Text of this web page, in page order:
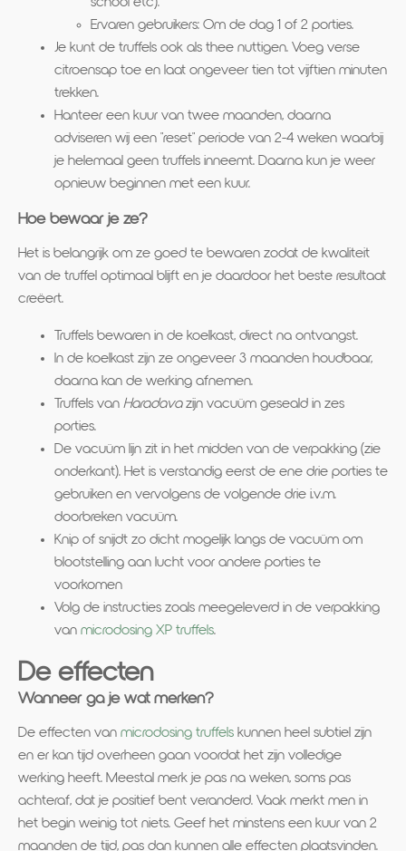
Ervaren gebruikers: Om de dag 1 of 2 porties.
Je kunt de truffels ook als thee nuttigen. Voeg verse
citroensap toe en laat ongeveer tien tot vijftien minuten
trekken.
Hanteer een kuur van twee maanden, daarna
adviseren wij een "reset" periode van 2-4 weken waarbij
je helemaal geen truffels inneemt. Daarna kun je weer
opnieuw beginnen met een kuur.
Hoe bewaar je ze?
Het is belangrijk om ze goed te bewaren zodat de kwaliteit
van de truffel optimaal blijft en je daardoor het beste resultaat
creëert.
Truffels bewaren in de koelkast, direct na ontvangst.
In de koelkast zijn ze ongeveer 3 maanden houdbaar,
daarna kan de werking afnemen.
Truffels van Haradavazijn vacuüm geseald in zes
porties.
De vacuüm lijn zit in het midden van de verpakking (zie
onderkant). Het is verstandig eerst de ene drie porties te
gebruiken en vervolgens de volgende drie i.v.m.
doorbreken vacuüm.
Knip of snijdt zo dicht mogelijk langs de vacuüm om
blootstelling aan lucht voor andere porties te
voorkomen
Volg de instructies zoals meegeleverd in de verpakking
van microdosing XP truffels.
De effecten
Wanneer ga je wat merken?
De effecten van microdosing truffels kunnen heel subtiel zijn
en er kan tijd overheen gaan voordat het zijn volledige
werking heeft. Meestal merk je pas na weken, soms pas
achteraf, dat je positief bent veranderd. Vaak merkt men in
het begin weinig tot niets. Geef het minstens een kuur van 2
maanden de tijd, pas dan kunnen alle effecten plaatsvinden.